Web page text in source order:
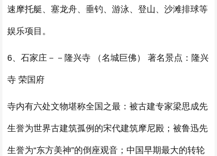
速摩托艇、塞龙舟、垂钓、游泳、登山、沙滩排球等
娱乐项目。
6、石家庄－－隆兴寺 （名城巨佛） 著名景点：隆兴
寺 荣国府
寺内有六处文物堪称全国之最：被古建专家梁思成先
生誉为世界古建筑孤例的宋代建筑摩尼殿；被鲁迅先
生誉为“东方美神”的倒座观音；中国早期最大的转轮